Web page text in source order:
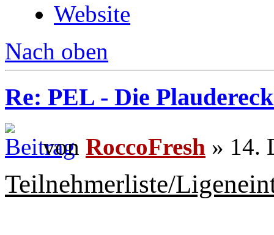
Website
Nach oben
Re: PEL - Die
von RoccoFresh » 14.
Teilnehmerliste/